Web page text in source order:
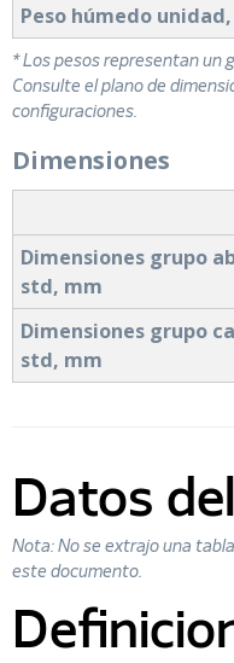
Peso húmedo
* Los pesos representan un
Consulte el plano de
configuraciones.
Dimensiones
Dimensiones grupo
std, mm
Dimensiones grupo
std, mm
Datos
Nota: No se extrajo una
este documento.